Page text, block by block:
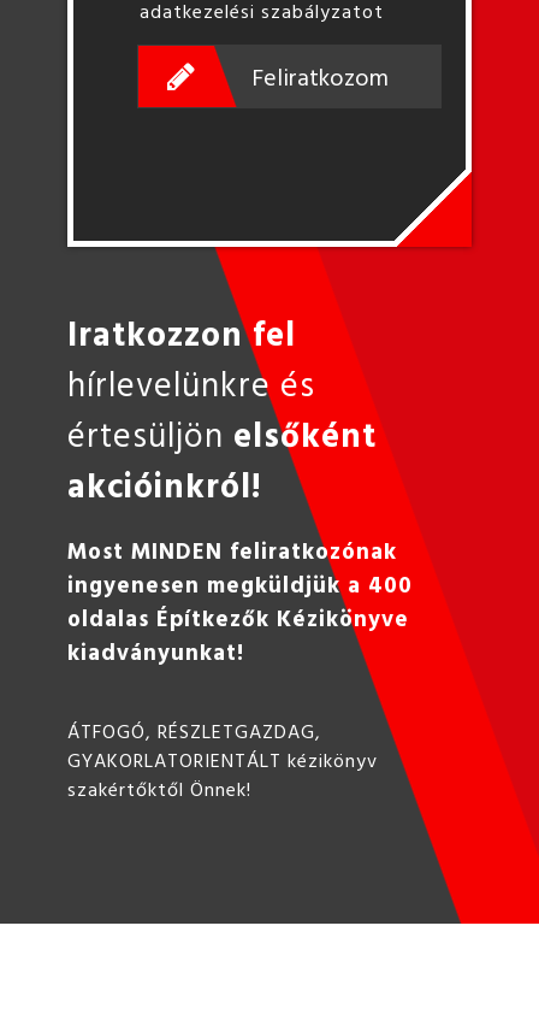
adatkezelési szabályzatot
Feliratkozom
Iratkozzon fel
hírlevelünkre és
értesüljön elsőként
akcióinkról!
Most MINDEN feliratkozónak
ingyenesen megküldjük a 400
oldalas Építkezők Kézikönyve
kiadványunkat!
ÁTFOGÓ, RÉSZLETGAZDAG,
GYAKORLATORIENTÁLT kézikönyv
szakértőktől Önnek!